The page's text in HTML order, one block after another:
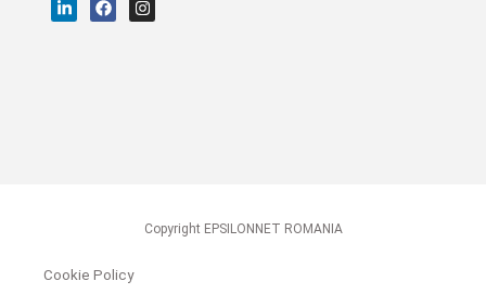
Copyright EPSILONNET ROMANIA
Cookie Policy